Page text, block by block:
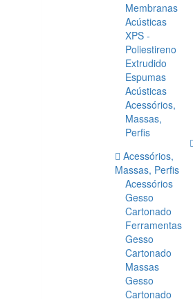
Membranas
Acústicas
XPS -
Poliestireno
Extrudido
Espumas
Acústicas
Acessórios,
Massas,
Perfis
Acessórios,
Massas, Perfis
Acessórios
Gesso
Cartonado
Ferramentas
Gesso
Cartonado
Massas
Gesso
Cartonado